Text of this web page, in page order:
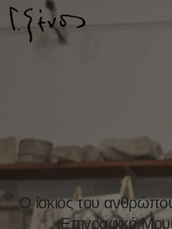
Ο ίσκιος του
Επιγραφικό